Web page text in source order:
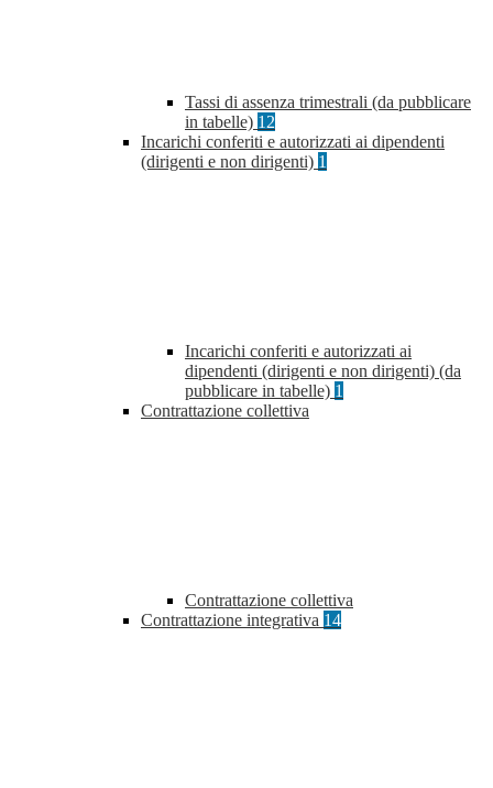
Tassi di assenza trimestrali (da pubblicare
in tabelle) 12
Incarichi conferiti e autorizzati ai dipendenti
(dirigenti e non dirigenti) 1
Incarichi conferiti e autorizzati ai
dipendenti (dirigenti e non dirigenti) (da
pubblicare in tabelle) 1
Contrattazione collettiva
Contrattazione collettiva
Contrattazione integrativa 14